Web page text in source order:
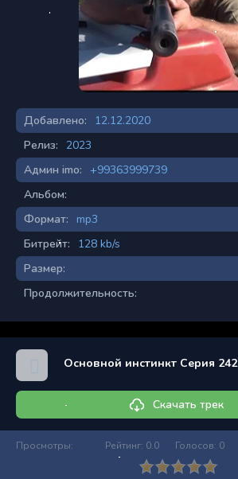
Добавлено:
12.12.2020
Релиз:
2023
Админ imo:
+99363999739
Альбом:
Формат:
mp3
Битрейт:
128 kb/s
Размер:
Продолжительность:
Основной инстинкт Серия 242
Скачать трек
Просмотры: Рейтинг: 0.0 Голосов: 0